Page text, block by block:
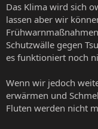
Das Klima wird sich
lassen aber wir
Schutzwälle gegen
es funktioniert noch
Wenn wir jedoch
erwärmen und
Fluten werden nicht